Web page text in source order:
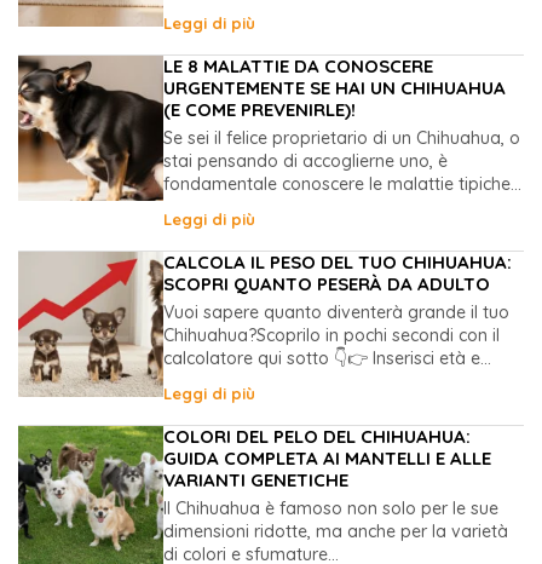
Leggi di più
LE 8 MALATTIE DA CONOSCERE
URGENTEMENTE SE HAI UN CHIHUAHUA
(E COME PREVENIRLE)!
Se sei il felice proprietario di un Chihuahua, o
stai pensando di accoglierne uno, è
fondamentale conoscere le malattie tipiche...
Leggi di più
CALCOLA IL PESO DEL TUO CHIHUAHUA:
SCOPRI QUANTO PESERÀ DA ADULTO
Vuoi sapere quanto diventerà grande il tuo
Chihuahua?Scoprilo in pochi secondi con il
calcolatore qui sotto 👇👉 Inserisci età e...
Leggi di più
COLORI DEL PELO DEL CHIHUAHUA:
GUIDA COMPLETA AI MANTELLI E ALLE
VARIANTI GENETICHE
Il Chihuahua è famoso non solo per le sue
dimensioni ridotte, ma anche per la varietà
di colori e sfumature...